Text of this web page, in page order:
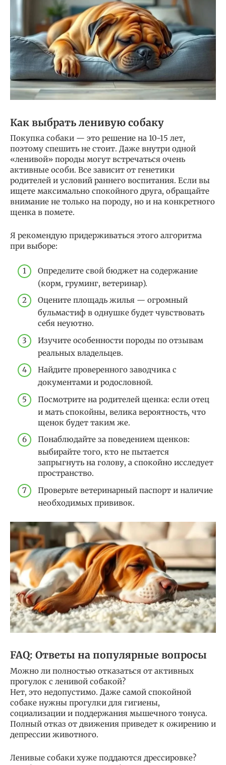
Как выбрать ленивую собаку
Покупка собаки — это решение на 10-15 лет,
поэтому спешить не стоит. Даже внутри одной
«ленивой» породы могут встречаться очень
активные особи. Все зависит от генетики
родителей и условий раннего воспитания. Если вы
ищете максимально спокойного друга, обращайте
внимание не только на породу, но и на конкретного
щенка в помете.
Я рекомендую придерживаться этого алгоритма
при выборе:
Определите свой бюджет на содержание
(корм, груминг, ветеринар).
Оцените площадь жилья — огромный
бульмастиф в однушке будет чувствовать
себя неуютно.
Изучите особенности породы по отзывам
реальных владельцев.
Найдите проверенного заводчика с
документами и родословной.
Посмотрите на родителей щенка: если отец
и мать спокойны, велика вероятность, что
щенок будет таким же.
Понаблюдайте за поведением щенков:
выбирайте того, кто не пытается
запрыгнуть на голову, а спокойно исследует
пространство.
Проверьте ветеринарный паспорт и наличие
необходимых прививок.
FAQ: Ответы на популярные вопросы
Можно ли полностью отказаться от активных
прогулок с ленивой собакой?
Нет, это недопустимо. Даже самой спокойной
собаке нужны прогулки для гигиены,
социализации и поддержания мышечного тонуса.
Полный отказ от движения приведет к ожирению и
депрессии животного.
Ленивые собаки хуже поддаются дрессировке?